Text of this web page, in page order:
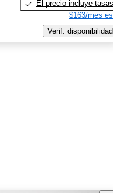
El precio incluye tasas
$163/mes
Verif. disponibilidad